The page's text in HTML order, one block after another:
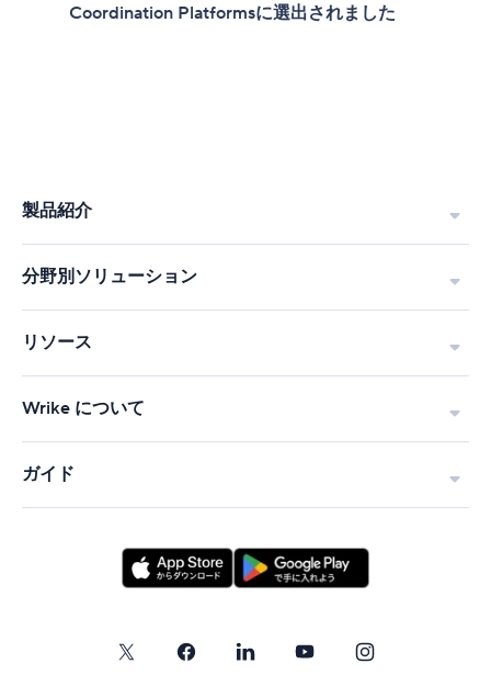
Coordination Platformsに選出されました
製品紹介
分野別ソリューション
リソース
Wrike について
ガイド